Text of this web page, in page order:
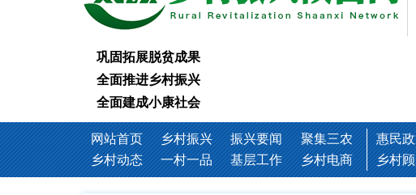
巩固拓展脱贫成果
全面推进乡村振兴
全面建成小康社会
网站首页 乡村振兴 振兴要闻
聚集三农
乡村动态
一村一品 基层工作 乡村电商
惠民
乡村